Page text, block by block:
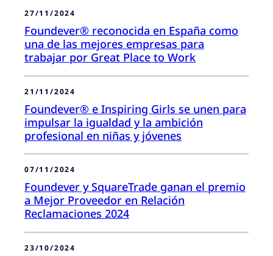
27/11/2024
Foundever® reconocida en España como
una de las mejores empresas para
trabajar por Great Place to Work
21/11/2024
Foundever® e Inspiring Girls se unen para
impulsar la igualdad y la ambición
profesional en niñas y jóvenes
07/11/2024
Foundever y SquareTrade ganan el premio
a Mejor Proveedor en Relación
Reclamaciones 2024
23/10/2024